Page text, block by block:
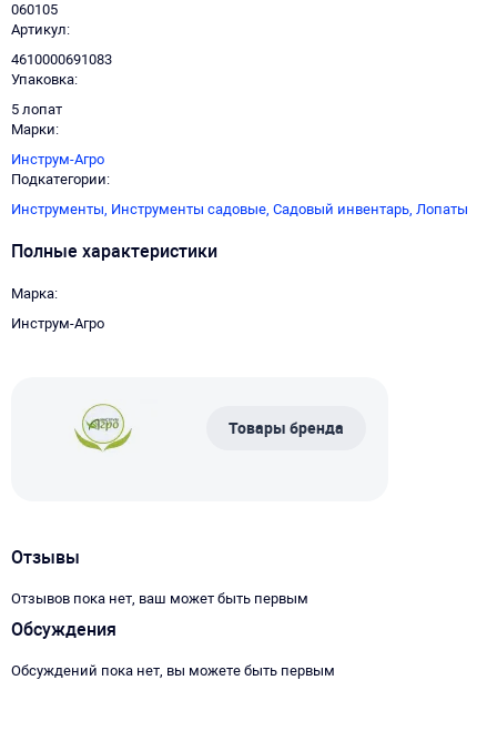
060105
Артикул
4610000691083
Упаковка
5 лопат
Марки
Инструм-Агро
Подкатегории
Инструменты, Инструменты садовые, Садовый инвентарь, Лопаты
Полные характеристики
Марка
Инструм-Агро
Товары бренда
Отзывы
Отзывов пока нет, ваш может быть первым
Обсуждения
Обсуждений пока нет, вы можете быть первым